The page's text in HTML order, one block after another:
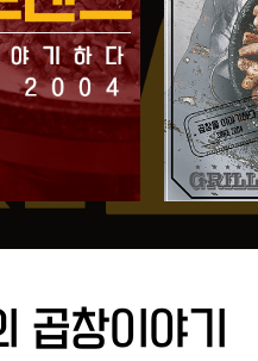
곱창이야기